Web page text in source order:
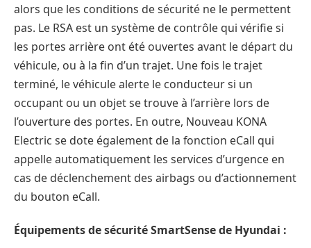
alors que les conditions de sécurité ne le permettent
pas. Le RSA est un système de contrôle qui vérifie si
les portes arrière ont été ouvertes avant le départ du
véhicule, ou à la fin d’un trajet. Une fois le trajet
terminé, le véhicule alerte le conducteur si un
occupant ou un objet se trouve à l’arrière lors de
l’ouverture des portes. En outre, Nouveau KONA
Electric se dote également de la fonction eCall qui
appelle automatiquement les services d’urgence en
cas de déclenchement des airbags ou d’actionnement
du bouton eCall.
Équipements de sécurité SmartSense de Hyundai :